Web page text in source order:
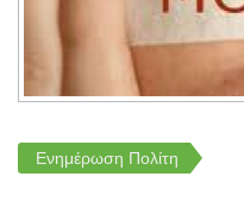
Ενημέρωση Πολίτη